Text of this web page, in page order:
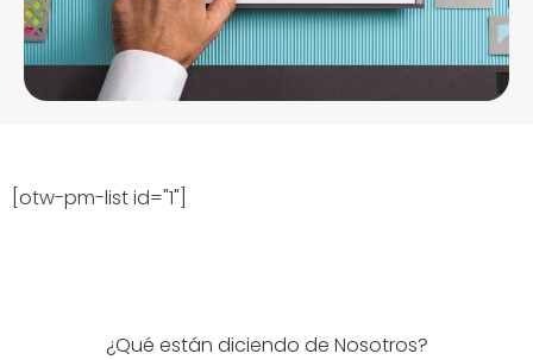
[otw-pm-list id="1"]
¿Qué están diciendo de Nosotros?